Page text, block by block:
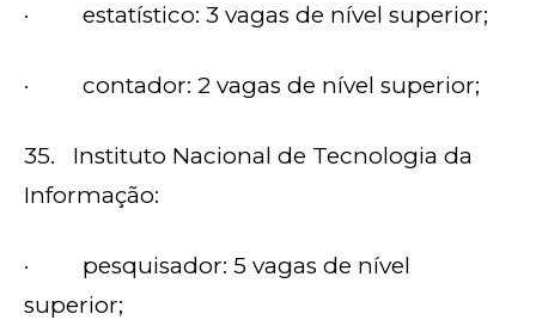
· estatístico: 3 vagas de nível superior;
· contador: 2 vagas de nível superior;
35. Instituto Nacional de Tecnologia da
Informação:
· pesquisador: 5 vagas de nível
superior;